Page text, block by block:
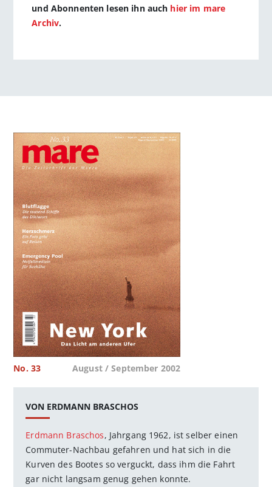
und Abonnenten lesen ihn auch hier im mare
Archiv.
No. 33 August / September 2002
VON ERDMANN BRASCHOS
Erdmann Braschos, Jahrgang 1962, ist selber einen
Commuter-Nachbau gefahren und hat sich in die
Kurven des Bootes so verguckt, dass ihm die Fahrt
gar nicht langsam genug gehen konnte.